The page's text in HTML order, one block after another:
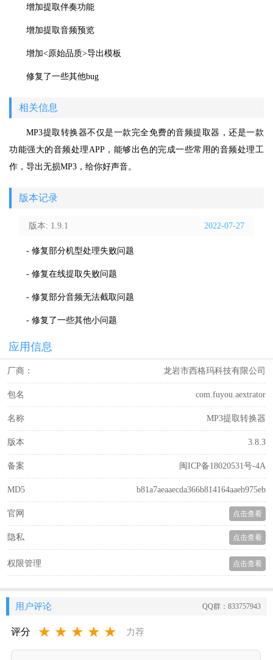
增加提取伴奏功能
增加提取音频预览
增加<原始品质>导出模板
修复了一些其他bug
相关信息
MP3提取转换器不仅是一款完全免费的音频提取器，还是一款
功能强大的音频处理APP，能够出色的完成一些常用的音频处理工
作，导出无损MP3，给你好声音。
版本记录
2022-07-27
版本: 1.9.1
- 修复部分机型处理失败问题
- 修复在线提取失败问题
- 修复部分音频无法截取问题
- 修复了一些其他小问题
应用信息
厂商： 龙岩市西格玛科技有限公司
包名 com.fuyou.aextrator
名称 MP3提取转换器
版本 3.8.3
备案 闽ICP备18020531号-4A
MD5 b81a7aeaaecda366b814164aaeb975eb
官网 点击查看
隐私 点击查看
权限管理 点击查看
用户评论 QQ群：833757943
评分 ★ ★ ★ ★ ★ 力荐